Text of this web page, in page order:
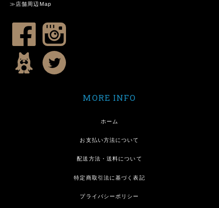
≫店舗周辺Map
MORE INFO
ホーム
お支払い方法について
配送方法・送料について
特定商取引法に基づく表記
プライバシーポリシー